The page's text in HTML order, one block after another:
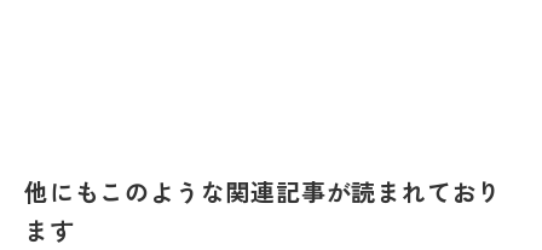
他にもこのような関連記事が読まれており
ます